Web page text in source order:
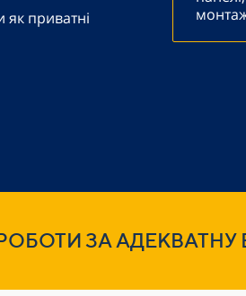
приватні
ЗА АДЕКВАТНУ